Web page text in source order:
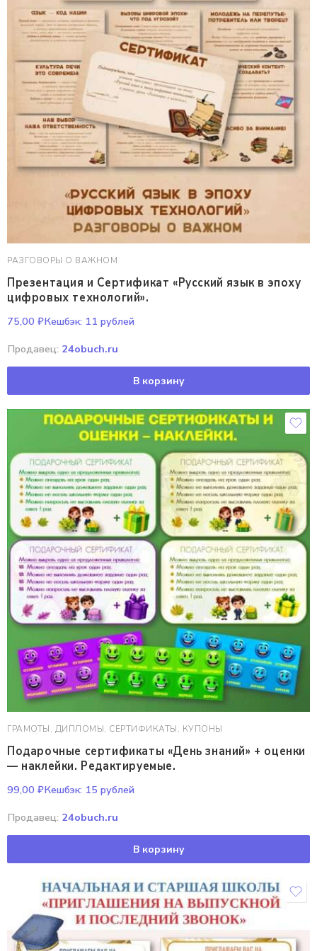
РАЗГОВОРЫ О ВАЖНОМ
Презентация и Сертификат «Русский язык в эпоху
цифровых технологий».
75,00 ₽Кешбэк: 11 рублей
Продавец: 24obuch.ru
В корзину
ГРАМОТЫ, ДИПЛОМЫ, СЕРТИФИКАТЫ, КУПОНЫ
Подарочные сертификаты «День знаний» + оценки
— наклейки. Редактируемые.
99,00 ₽Кешбэк: 15 рублей
Продавец: 24obuch.ru
В корзину